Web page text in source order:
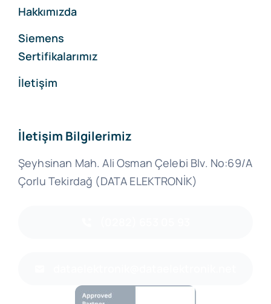
Hakkımızda
Siemens
Sertifikalarımız
İletişim
İletişim Bilgilerimiz
Şeyhsinan Mah. Ali Osman Çelebi Blv. No:69/A
Çorlu Tekirdağ (DATA ELEKTRONİK)